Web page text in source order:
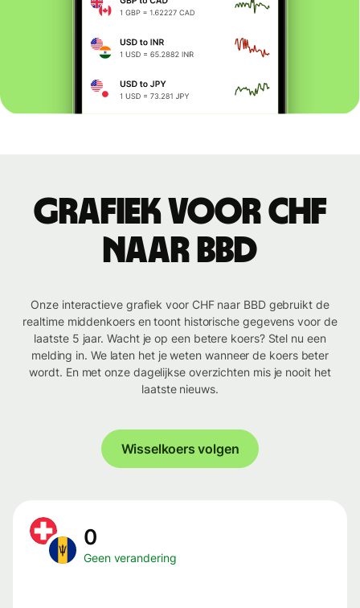
Grafiek voor CHF
naar BBD
Onze interactieve grafiek voor CHF naar BBD gebruikt de
realtime middenkoers en toont historische gegevens voor de
laatste 5 jaar. Wacht je op een betere koers? Stel nu een
melding in. We laten het je weten wanneer de koers beter
wordt. En met onze dagelijkse overzichten mis je nooit het
laatste nieuws.
Wisselkoers volgen
0
Geen verandering